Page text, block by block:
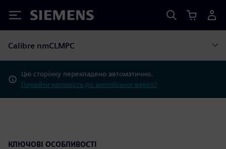
Siemens
Calibre nmCLMPC
Цю сторінку перекладено автоматично.
Перейти натомість до англійської версії?
КЛЮЧОВІ ОСОБЛИВОСТІ